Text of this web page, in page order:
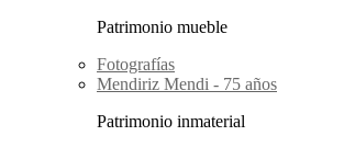
Patrimonio mueble
Fotografías
Mendiriz Mendi - 75 años
Patrimonio inmaterial